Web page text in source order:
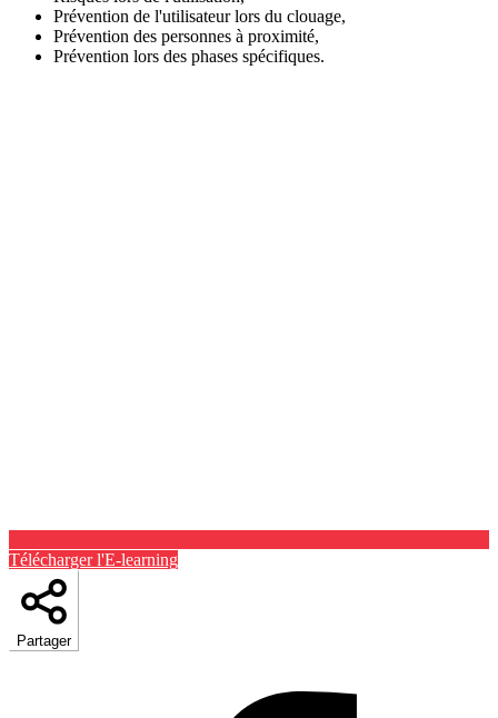
Prévention de l'utilisateur lors du clouage,
Prévention des personnes à proximité,
Prévention lors des phases spécifiques.
Télécharger l'E-learning
Partager